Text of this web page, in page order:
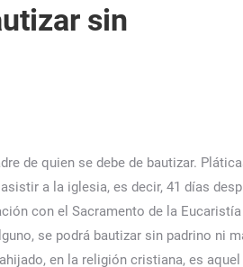
sin
habite dentro de ti. Repartos en 3D de Memory Makers. a) haya sido elegido por quien va a bautizarse (en el caso de una persona que ha entrado al uso de razón), o por sus padres (los cuales tienen la obligación de hacer que sus hijos sean bautizados en las primera semanas: cfr. predicación apostólica, cuando "casas" enteras recibieron el Bautismo, se haya bautizado también a los niños. Pinche para ver todos los resultados de cada tema: Este portal web únicamente utiliza cookies propias con finalidad técnica, no recaba ni cede datos de carácter personal de los usuarios sin su consentimiento. 5.-No pueden ser padrinos los novios, ni los que están casados sólo por el civil o que viven en unión libre . Probablemente actúe mal el pastor que recibe a estos progenitores, y no les recuerde -con caridad y comprensión, intentando asistir- que su modo de vida es opuesto a las advertencias de la Iglesia. Se debe de formalizar y llevar el acta de matrimonio de los padrinos. Ninguno de los dos veníamos de hogares extremadamente religiosos, pero a nuestros padres les gustaban las tradiciones. Responder. En ellos aparecen los requisitos para ser padrino, así como la finalidad del padrino, la cual es asistir en su iniciación cristiana al adulto que se bautiza, y . Video: ¿es posible bautizar a un niño sin padrinos? En este momento viene una niña en camino que esperamos nazca alrededor de Navidad. Al mismo tiempo, tanto el padre como la madre deben ser bautizados y creer en Dios. 848 Fuera de las oblaciones ciertas por la autoridad competente, el ministro no debe pedir nada por la administración de los sacramentos, y ha de procurar siempre y cuando los necesitados no queden privados de la asistencia de los sacramentos por razón de su pobreza. El padrino y la madrina deben ser elegidos por los progenitores del niño a bautizar o por la persona que se bautiza si es un adulto. Si, después de haber efectuado una investigación diligente, sobrevive duda prudente sobre si los sacramentos tratados en el § 1 fueron verdaderamente recibidos o lo